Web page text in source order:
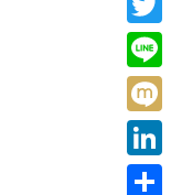
c
e
b
o
o
a
t
e
n
a
T
w
i
t
L
i
n
M
i
L